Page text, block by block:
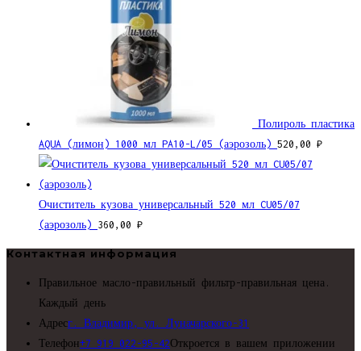
Полироль пластика
AQUA (лимон) 1000 мл PA10-L/05 (аэрозоль) 520,00 ₽
Очиститель кузова универсальный 520 мл CU05/07
(аэрозоль) 360,00 ₽
Контактная информация
Правильное масло-правильный фильтр-правильная цена.
Каждый день
Адресг. Владимир, ул. Луначарского-31
Телефон+7 919 022-95-42Откроется в вашем приложении